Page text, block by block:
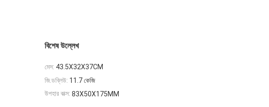
বিশেষ উল্লেখ
মেস: 43.5X32X37CM
জি.ডব্লিউ: 11.7 কেজি
উপহার বাক্স: 83X50X175MM